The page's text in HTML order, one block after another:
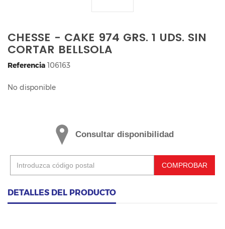
CHESSE - CAKE 974 GRS. 1 UDS. SIN
CORTAR BELLSOLA
Referencia 106163
No disponible
Consultar disponibilidad
COMPROBAR
DETALLES DEL PRODUCTO